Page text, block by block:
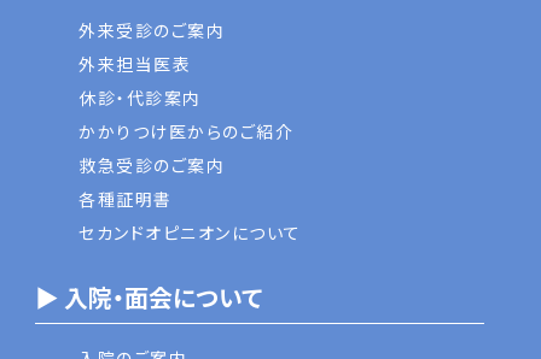
外来受診のご案内
外来担当医表
休診・代診案内
かかりつけ医からのご紹介
救急受診のご案内
各種証明書
セカンドオピニオンについて
▶ 入院・面会について